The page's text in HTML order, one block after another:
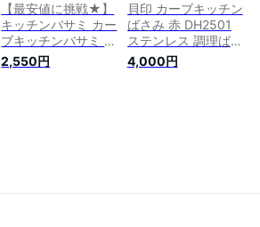
【最安値に挑戦★】
キッチンバサミ カー
ブキッチンバサミ 貝
印 DH2501キッチン
ばさみ カーブ刃 ス
2,550円
貝印 カーブキッチン
ばさみ 赤 DH2501
ステンレス 調理ばさ
み 日本製 食洗機対
応 カーブ刃 おしゃ
4,000円